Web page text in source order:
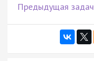
Предыдущая